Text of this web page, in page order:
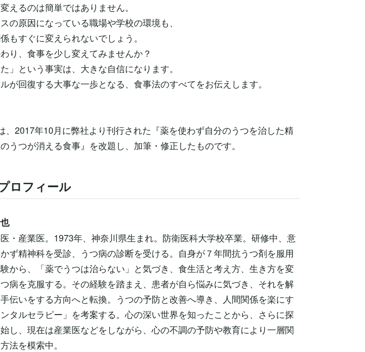
えるのは簡単ではありません。
の原因になっている職場や学校の環境も、
もすぐに変えられないでしょう。
り、食事を少し変えてみませんか？
た」という事実は、大きな自信になります。
が回復する大事な一歩となる、食事法のすべてをお伝えします。
、2017年10月に弊社より刊行された『薬を使わず自分のうつを治した精
うつが消える食事』を改題し、加筆・修正したものです。
ロフィール
・産業医。1973年、神奈川県生まれ。防衛医科大学校卒業。研修中、意
ず精神科を受診、うつ病の診断を受ける。自身が７年間抗うつ剤を服用
から、「薬でうつは治らない」と気づき、食生活と考え方、生き方を変
病を克服する。その経験を踏まえ、患者が自ら悩みに気づき、それを解
伝いをする方向へと転換。うつの予防と改善へ導き、人間関係を楽にす
タルセラピー」を考案する。心の深い世界を知ったことから、さらに探
し、現在は産業医などをしながら、心の不調の予防や教育により一層関
法を模索中。